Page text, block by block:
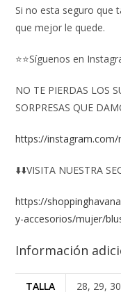
Si no esta seguro que
que mejor le quede.
⭐⭐Síguenos en
NO TE PIERDAS LOS
SORPRESAS QUE
https://instagram.com/
⬇️⬇️VISITA NUESTRA
https://
y-accesorios/mujer/
Información
TALLA 28, 29,